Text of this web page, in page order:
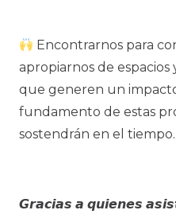
Encontrarnos para
apropiarnos de espacios
que generen un
fundamento de estas
sostendrán en el tiempo.
𝙂𝙧𝙖𝙘𝙞𝙖𝙨 𝙖 𝙦𝙪𝙞𝙚𝙣𝙚𝙨